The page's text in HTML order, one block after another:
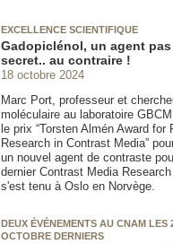
EXCELLENCE SCIENTIFIQUE
Gadopiclénol, un agent
secret.. au contraire !
18 octobre 2024
Marc Port, professeur et
moléculaire au laboratoire
le prix “Torsten Almén Award for
Research in Contrast Media”
un nouvel agent de contraste
dernier Contrast Media
s'est tenu à Oslo en Norvège.
DEUX ÉVÉNEMENTS AU CNAM LES
OCTOBRE DERNIERS